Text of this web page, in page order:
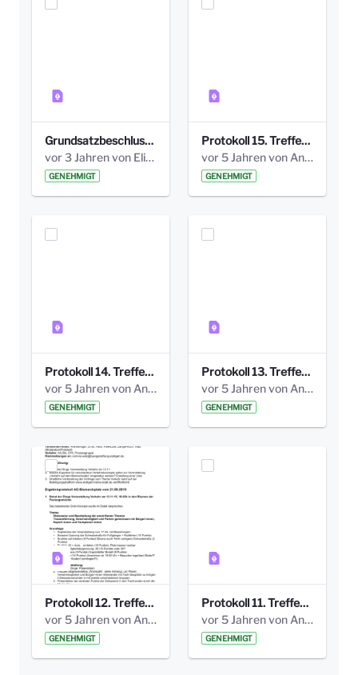
Grundsatzbeschluss Bismarckplatz_440_2021.pdf
vor 3 Jahren von Elisa Söll
GENEHMIGT
Protokoll 15. Treffen 20161006 AG Bismarckplatz.pdf
vor 5 Jahren von Anni Schlumberger
GENEHMIGT
Protokoll 14. Treffen 20160613 AG Bismarckplatz.pdf
vor 5 Jahren von Anni Schlumberger
GENEHMIGT
Protokoll 13. Treffen 20151130 AG Bismarckplatz.pdf
vor 5 Jahren von Anni Schlumberger
GENEHMIGT
Protokoll 12. Treffen 20150921 AG Bismarckplatz.pdf
vor 5 Jahren von Anni Schlumberger
GENEHMIGT
Protokoll 11. Treffen 20150901 AG Bismarckplatz.pdf
vor 5 Jahren von Anni Schlumberger
GENEHMIGT